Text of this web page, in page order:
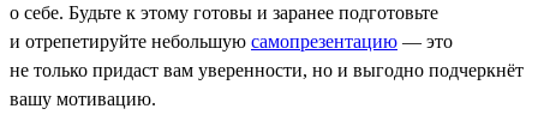
о себе. Будьте к этому готовы и заранее подготовьте
и отрепетируйте небольшую самопрезентацию — это
не только придаст вам уверенности, но и выгодно подчеркнёт
вашу мотивацию.